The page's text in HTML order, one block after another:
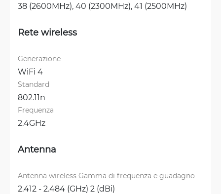
38 (2600MHz), 40 (2300MHz), 41 (2500MHz)
Rete wireless
Generazione
WiFi 4
Standard
802.11n
Frequenza
2.4GHz
Antenna
Antenna wireless Gamma di frequenza e guadagno
2.412 - 2.484 (GHz) 2 (dBi)